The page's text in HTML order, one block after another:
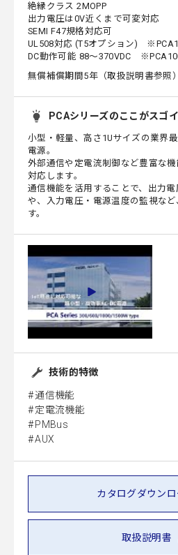
絶縁クラス 2MOPP
出力電圧は0V近くまで可変対応
SEMI F47規格対応可
UL508対応 (T5オプション)
DC動作可能 88～370VDC
無償補償期間5年（取扱説明書参照）
PCAシリーズのここがスゴイ
小型・軽量、高さ1Uサイズの業界
電源。
外部通信や定電流制御など豊富な
対応します。
通信機能を活用することで、出力
や、入力電圧・電源温度の監視な
す。
技術的特徴
通信機能
定電流機能
PMBus
AUX
カタログダウンロ
取扱説明書